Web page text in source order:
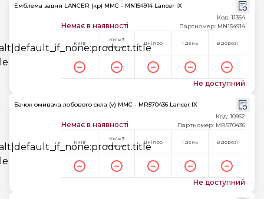
Емблема задня LANCER (кр) MMC - MN154914 Lancer IX
Немає в наявності
Код: 11364
Партномер: MN154914
Київ
Київ 3
години
Дніпро 1 день В дорозі
Не доступний
Бачок омивача лобового скла (v) MMC - MR570436 Lancer IX
Немає в наявності
Код: 10962
Партномер: MR570436
Київ
Київ 3
години
Дніпро 1 день В дорозі
Не доступний